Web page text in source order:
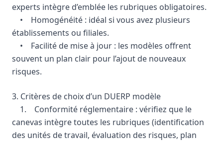
experts intègre d’emblée les rubriques obligatoires.
• Homogénéité : idéal si vous avez plusieurs
établissements ou filiales.
• Facilité de mise à jour : les modèles offrent
souvent un plan clair pour l’ajout de nouveaux
risques.
3. Critères de choix d’un DUERP modèle
1. Conformité réglementaire : vérifiez que le
canevas intègre toutes les rubriques (identification
des unités de travail, évaluation des risques, plan